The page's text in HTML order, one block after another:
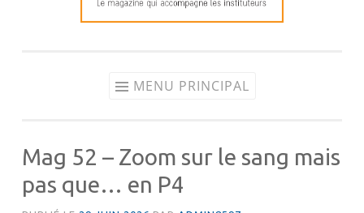
MENU PRINCIPAL
Mag 52 – Zoom sur le sang mais
pas que… en P4